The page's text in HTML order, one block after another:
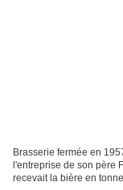
Brasserie fermée en
l'entreprise de son père
recevait la bière en